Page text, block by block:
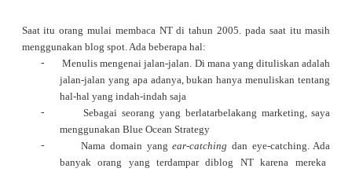
Saat itu orang mulai membaca NT di tahun 2005. pada saat itu masih
menggunakan blog spot. Ada beberapa hal:
-
Menulis mengenai jalan-jalan. Di mana yang dituliskan adalah
jalan-jalan yang apa adanya, bukan hanya menuliskan tentang
hal-hal yang indah-indah saja
-
Sebagai seorang yang berlatarbelakang marketing, saya
menggunakan Blue Ocean Strategy
-
Nama domain yangear-catching dan eye-catching.Ada
banyak orang yang terdampar diblog NT karena mereka